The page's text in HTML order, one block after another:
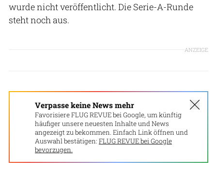
wurde nicht veröffentlicht. Die Serie-A-Runde
steht noch aus.
ANZEIGE
Verpasse keine News mehr
Favorisiere FLUG REVUE bei Google, um künftig
häufiger unsere neuesten Inhalte und News
angezeigt zu bekommen. Einfach Link öffnen und
Auswahl bestätigen: FLUG REVUE bei Google
bevorzugen.